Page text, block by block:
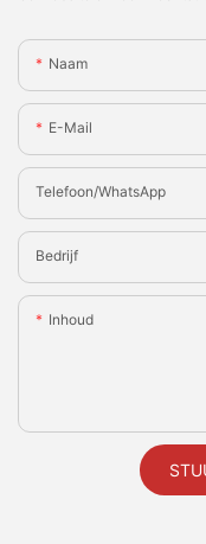
Naam
E-Mail
Telefoon/WhatsApp
Bedrijf
Inhoud